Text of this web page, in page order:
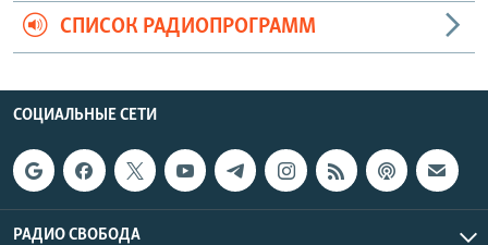
СПИСОК РАДИОПРОГРАММ
СОЦИАЛЬНЫЕ СЕТИ
РАДИО СВОБОДА